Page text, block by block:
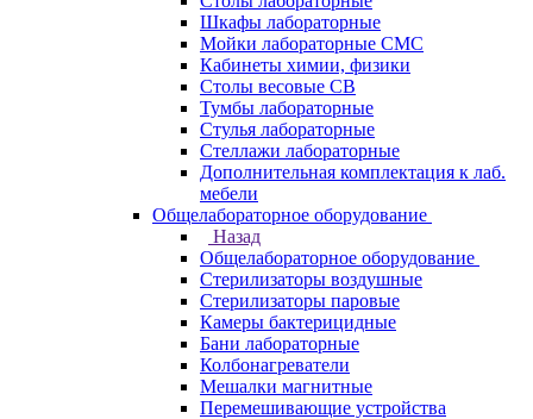
Шкафы лабораторные
Мойки лабораторные СМС
Кабинеты химии, физики
Столы весовые СВ
Тумбы лабораторные
Стулья лабораторные
Стеллажи лабораторные
Дополнительная комплектация к лаб.
мебели
Общелабораторное оборудование
Назад
Общелабораторное оборудование
Стерилизаторы воздушные
Стерилизаторы паровые
Камеры бактерицидные
Бани лабораторные
Колбонагреватели
Мешалки магнитные
Перемешивающие устройства